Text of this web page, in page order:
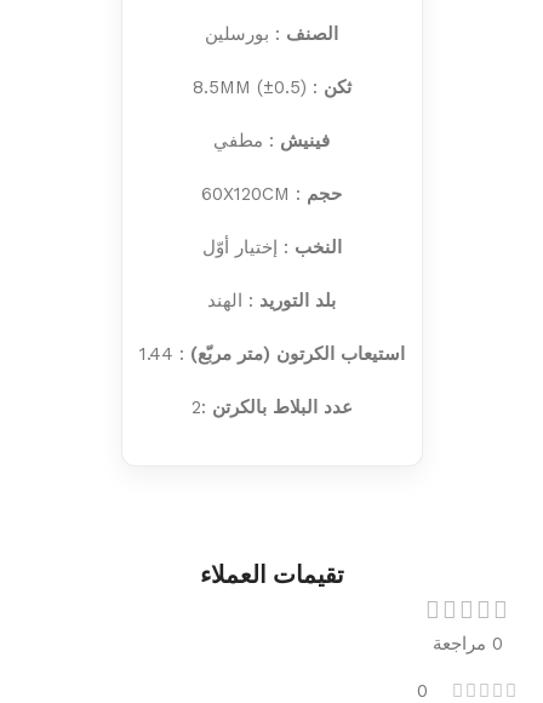
الصنف : بورسلين
ثكن : 8.5MM (±0.5)
فينيش : مطفي
حجم : 60X120CM
النخب : إختيار أوّل
بلد التوريد : الهند
استيعاب الكرتون (متر مربّع) : 1.44
عدد البلاط بالكرتن :2
تقيمات العملاء
0 مراجعة
0